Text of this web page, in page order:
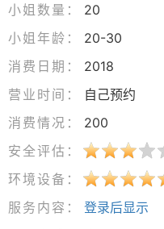
小姐数量：
20
小姐年龄：
20-30
消费日期：
2018
营业时间：
自己预约
消费情况：
200
安全评估：
环境设备：
服务内容：
登录后显示